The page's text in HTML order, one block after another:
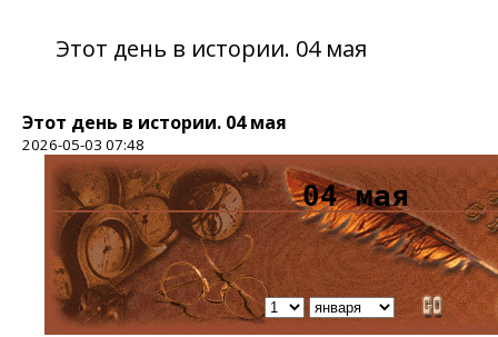
Этот день в истории. 04 мая
Этот день в истории. 04 мая
2026-05-03 07:48
04 мая